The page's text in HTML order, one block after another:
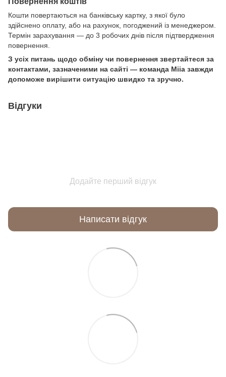
Кошти повертаються на банківську картку, з якої було
здійснено оплату, або на рахунок, погоджений із менеджером.
Термін зарахування — до 3 робочих днів після підтвердження
повернення.
З усіх питань щодо обміну чи повернення звертайтеся за
контактами, зазначеними на сайті — команда Miia завжди
допоможе вирішити ситуацію швидко та зручно.
Відгуки
Додайте перший відгук
Написати відгук